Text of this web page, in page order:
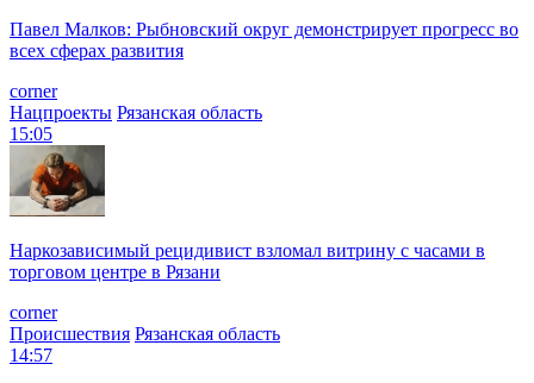
Павел Малков: Рыбновский округ демонстрирует прогресс во
всех сферах развития
corner
Нацпроекты Рязанская область
15:05
Наркозависимый рецидивист взломал витрину с часами в
торговом центре в Рязани
corner
Происшествия Рязанская область
14:57